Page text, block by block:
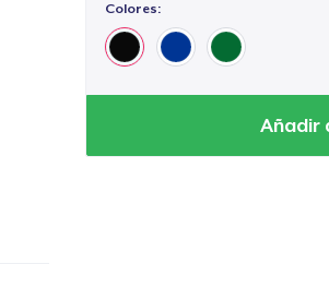
Colores:
Añadir